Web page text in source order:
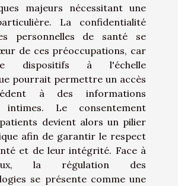
majeurs nécessitant une
La confidentialité
personnelles de santé se
de ces préoccupations, car
dispositifs à l'échelle
pourrait permettre un accès
à des informations
intimes. Le consentement
devient alors un pilier
afin de garantir le respect
et de leur intégrité. Face à
la régulation des
se présente comme une